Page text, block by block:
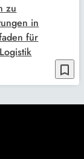
bookmark_border
zu
in
für